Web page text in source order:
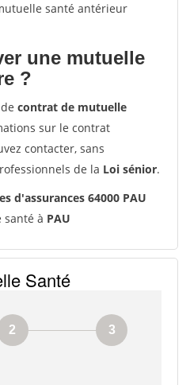
santé antérieur
une mutuelle
?
contrat de mutuelle
sur le contrat
contacter, sans
de la Loi sénior.
d'assurances 64000 PAU
à PAU